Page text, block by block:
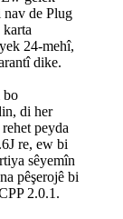
nav de Plug
24-mehî,
dike.
bo
di her
peyda
re, ew bi
sêyemîn
pêşerojê bi
2.0.1.